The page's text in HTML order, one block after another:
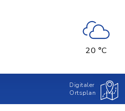
20 °C
Digitaler
Ortsplan